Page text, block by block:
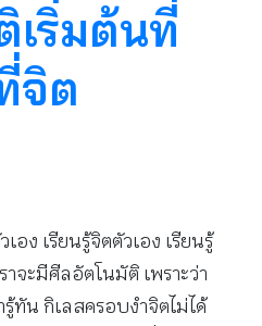
เริ่มต้นที่
จิต
อง เรียนรู้จิตตัวเอง เรียนรู้
าจะมีศีลอัตโนมัติ เพราะว่า
รู้ทัน กิเลสครอบงำจิตไม่ได้